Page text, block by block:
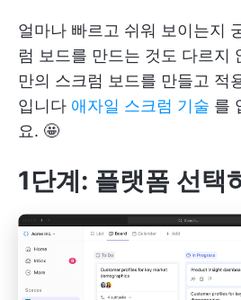
얼마나 빠르고 쉬워 보이는지
럼 보드를 만드는 것도 다르지
만의 스크럼 보드를 만들고 적
입니다 애자일 스크럼 기술 를
요. 🤩
1단계: 플랫폼 선택